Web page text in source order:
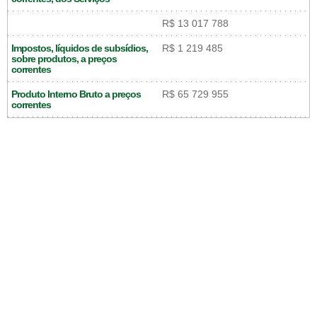
R$ 13 017 788
Impostos, líquidos de subsídios,
sobre produtos, a preços
correntes
R$ 1 219 485
Produto Interno Bruto a preços
correntes
R$ 65 729 955